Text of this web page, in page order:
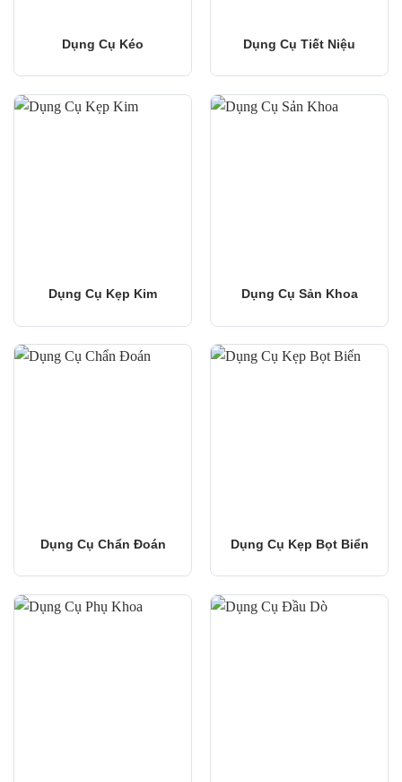
Dụng Cụ Kéo Dụng Cụ Tiết Niệu
Dụng Cụ Kẹp Kim Dụng Cụ Sản Khoa
Dụng Cụ Chẩn Đoán Dụng Cụ Kẹp Bọt Biển